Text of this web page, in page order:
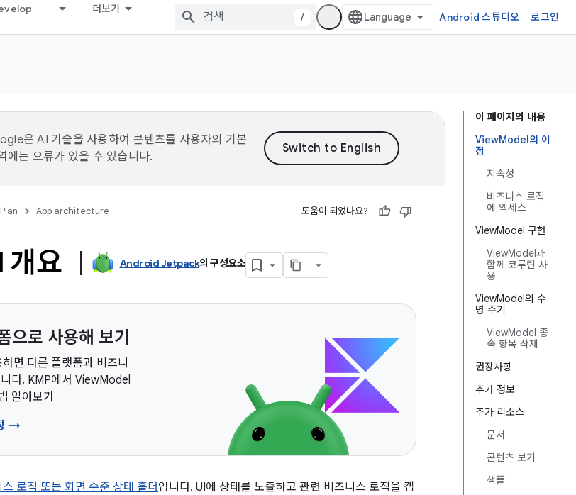
더보기
/ Android 스튜디오 로그인
이 페이지의 내용
ViewModel의 이
점
지속성
비즈니스 로직
에 액세스
ViewModel 구현
ViewModel과
함께 코루틴 사
용
ViewModel의 수
명 주기
ViewModel 종
속 항목 삭제
권장사항
추가 정보
추가 리소스
문서
콘텐츠 보기
샘플
은 AI 기술을 사용하여 콘텐츠를 사용자의 기본
에는 오류가 있을 수 있습니다.
App architecture 도움이 되었나요?
요 Android Jetpack의 구성요소
로 사용해 보기
면 다른 플랫폼과 비즈니
다. KMP에서 ViewModel
알아보기
→
스 로직 또는 화면 수준 상태 홀더 입니다. UI에 상태를 노출하고 관련 비즈니스 로직을 캡